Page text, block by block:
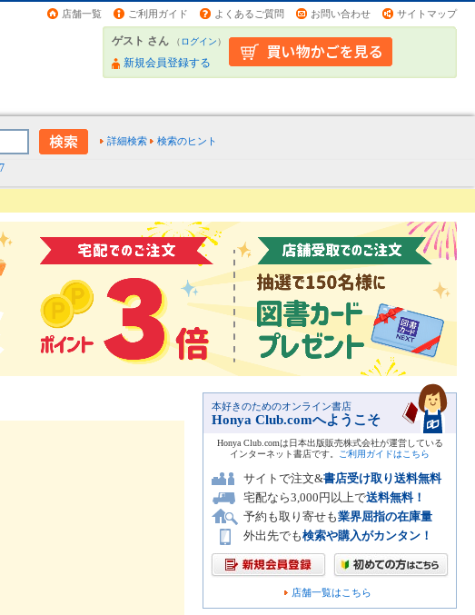
店舗一覧 ご利用ガイド よくあるご質問 お問い合わせ サイトマップ
ゲスト さん （ログイン）
新規会員登録する
詳細検索 検索のヒント
本好きのためのオンライン書店
Honya Club.comへようこそ
Honya Club.comは日本出版販売株式会社が運営している
インターネット書店です。
ご利用ガイドはこちら
サイトで注文&書店受け取り送料無料
宅配なら3,000円以上で送料無料！
予約も取り寄せも業界屈指の在庫量
外出先でも検索や購入がカンタン！
店舗一覧はこちら